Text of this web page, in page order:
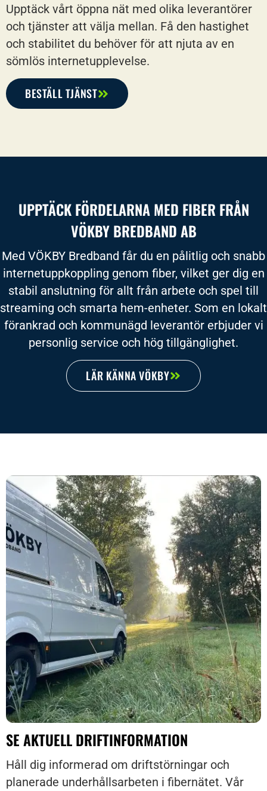
Upptäck vårt öppna nät med olika leverantörer
och tjänster att välja mellan. Få den hastighet
och stabilitet du behöver för att njuta av en
sömlös internetupplevelse.
BESTÄLL TJÄNST
UPPTÄCK FÖRDELARNA MED FIBER FRÅN
VÖKBY BREDBAND AB
Med VÖKBY Bredband får du en pålitlig och snabb
internetuppkoppling genom fiber, vilket ger dig en
stabil anslutning för allt från arbete och spel till
streaming och smarta hem-enheter. Som en lokalt
förankrad och kommunägd leverantör erbjuder vi
personlig service och hög tillgänglighet.
LÄR KÄNNA VÖKBY
SE AKTUELL DRIFTINFORMATION
Håll dig informerad om driftstörningar och
planerade underhållsarbeten i fibernätet. Vår